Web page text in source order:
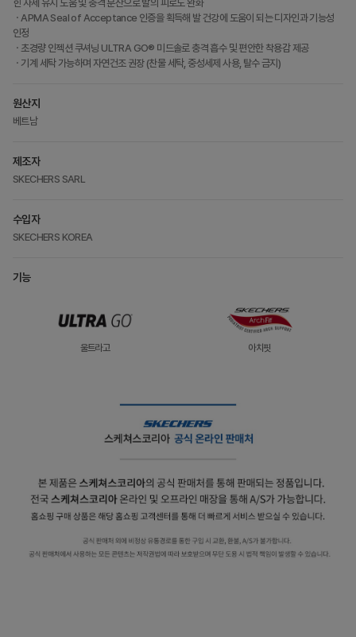
힌 자세 유지 도움 및 충격 분산으로 발의 피로도 완화
ㆍAPMA Seal of Acceptance 인증을 획득해 발 건강에 도움이 되는 디자인과 기능성
인정
ㆍ초경량 인젝션 쿠셔닝 ULTRA GO® 미드솔로 충격 흡수 및 편안한 착용감 제공
ㆍ기계 세탁 가능하며 자연건조 권장 (찬물 세탁, 중성세제 사용, 탈수 금지)
원산지
베트남
제조자
SKECHERS SARL
수입자
SKECHERS KOREA
기능
울트라고 아치핏